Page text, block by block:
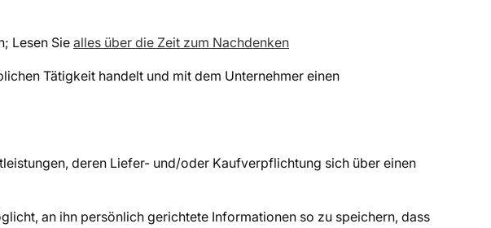
Lesen Sie alles über die Zeit zum Nachdenken
Tätigkeit handelt und mit dem Unternehmer einen
deren Liefer- und/oder Kaufverpflichtung sich über einen
an ihn persönlich gerichtete Informationen so zu speichern, dass